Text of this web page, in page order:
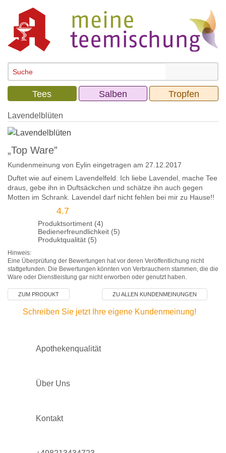
Tees Salben Tropfen
Lavendelblüten
„Top Ware”
Kundenmeinung von Eylin eingetragen am 27.12.2017
Duftet wie auf einem Lavendelfeld. Ich liebe Lavendel, mache Tee
draus, gebe ihn in Duftsäckchen und schätze ihn auch gegen
Motten im Schrank. Lavendel darf nicht fehlen bei mir zu Hause!!
4.7
Produktsortiment (4)
Bedienerfreundlichkeit (5)
Produktqualität (5)
Hinweis:
Eine Überprüfung der Bewertungen hat vor deren Veröffentlichung nicht
stattgefunden. Die Bewertungen könnten von Verbrauchern stammen, die die
Ware oder Dienstleistung gar nicht erworben oder genutzt haben.
ZUM PRODUKT ZU ALLEN KUNDENMEINUNGEN
Schreiben Sie jetzt Ihre eigene Kundenmeinung!
Apothekenqualität
Über Uns
Kontakt